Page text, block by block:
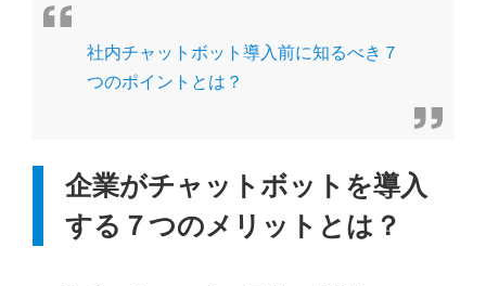
社内チャットボット導入前に知るべき７
つのポイントとは？
企業がチャットボットを導入
する７つのメリットとは？